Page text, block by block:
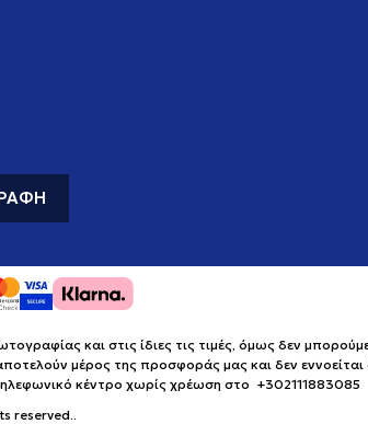
και στις ίδιες τις τιμές, όμως δεν
μέρος της προσφοράς μας και δεν εννοείται
κέντρο χωρίς χρέωση στο +302111883085
reserved..